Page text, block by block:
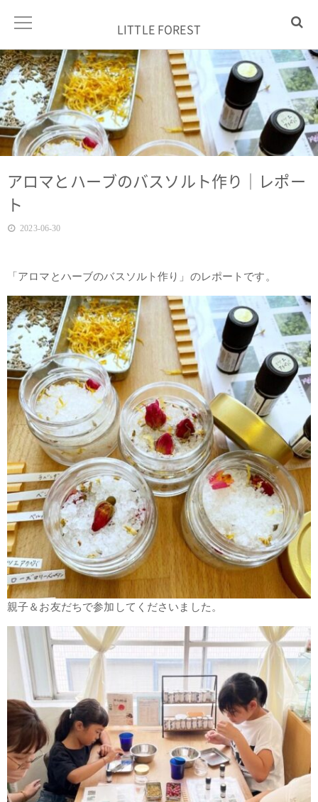
LITTLE FOREST
アロマとハーブのバスソルト作り｜レポー
ト
2023-06-30
「アロマとハーブのバスソルト作り」のレポートです。
親子＆お友だちで参加してくださいました。